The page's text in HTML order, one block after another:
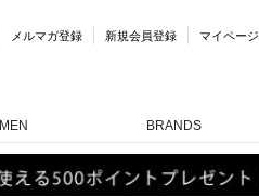
メルマガ登録 新規会員登録 マイページ
MEN BRANDS